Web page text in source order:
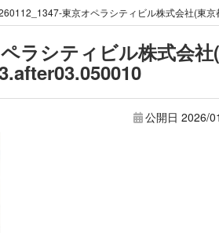
東京オペラシティビル株式会社(東
ラシティビル株式会
公開日2026/